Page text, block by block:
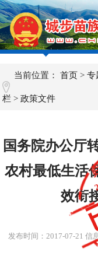
当前位置：首页 >专
栏 >政策文件
国务院办公厅
农村最低生活
效衔
发布时间： 2017-07-21 信